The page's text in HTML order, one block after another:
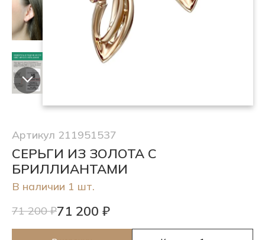
Артикул 211951537
СЕРЬГИ ИЗ ЗОЛОТА С
БРИЛЛИАНТАМИ
В наличии 1 шт.
71 200 ₽71 200 ₽